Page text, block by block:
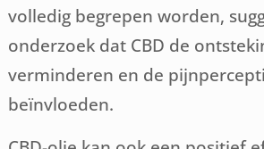
volledig begrepen worden,
onderzoek dat CBD de
verminderen en de
beïnvloeden.